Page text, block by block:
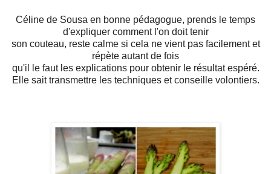
Céline de Sousa en bonne pédagogue, prends le temps
d'expliquer comment l'on doit tenir
son couteau, reste calme si cela ne vient pas facilement et
répète autant de fois
qu'il le faut les explications pour obtenir le résultat espéré.
Elle sait transmettre les techniques et conseille volontiers.